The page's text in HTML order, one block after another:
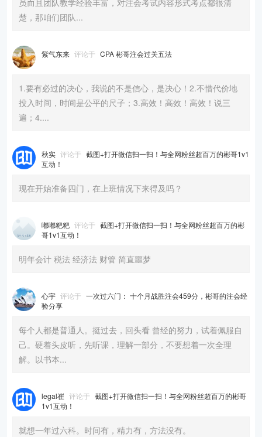
员而且团队教学经验丰富，对注会考试内容形式考点都很清
楚，那咱们团队...
紫气东来 评论于 CPA 彬哥注会过关五法
1.要有必过的决心，我说的不是信心，是决心！2.不惜代价地
投入时间，时间是公平的尺子；3.高效！高效！高效！说三
遍；4....
秋实 评论于 截图+打开微信扫一扫！与全网粉丝超百万的彬哥1v1
互动！
现在开始准备四门，在上班情况下来得及吗？
嘟嘟粑粑 评论于 截图+打开微信扫一扫！与全网粉丝超百万的彬
哥1v1互动！
明年会计 税法 经济法 财管 简直噩梦
心宇 评论于 一次过六门： 十个月战胜注会459分，彬哥的注会经
验分享
每个人都是普通人。挺过去，回头看 曾经的努力，试着佩服自
己。硬着头皮听，先听课，理解一部分，不要想着一次全理
解。以书本...
legal崔 评论于 截图+打开微信扫一扫！与全网粉丝超百万的彬哥
1v1互动！
就想一年过六科。时间有，精力有，方法没有。